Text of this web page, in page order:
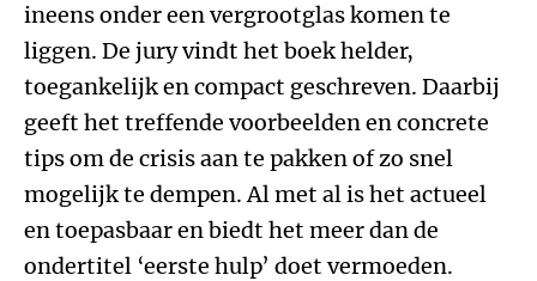
ineens onder een vergrootglas komen te
liggen. De jury vindt het boek helder,
toegankelijk en compact geschreven. Daarbij
geeft het treffende voorbeelden en concrete
tips om de crisis aan te pakken of zo snel
mogelijk te dempen. Al met al is het actueel
en toepasbaar en biedt het meer dan de
ondertitel ‘eerste hulp’ doet vermoeden.